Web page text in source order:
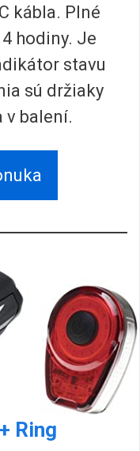
kábla. Plné
hodiny. Je
stavu
sú držiaky
v balení.
Ring